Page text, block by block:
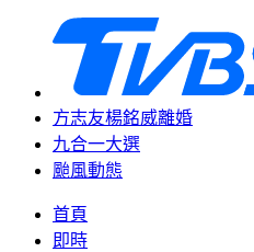
方志友楊銘威離婚
九合一大選
颱風動態
首頁
即時